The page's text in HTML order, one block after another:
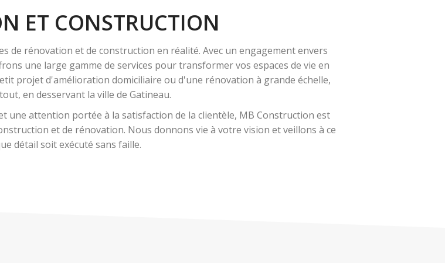
ET CONSTRUCTION
de rénovation et de construction en réalité. Avec un engagement envers
une large gamme de services pour transformer vos espaces de vie en
projet d'amélioration domiciliaire ou d'une rénovation à grande échelle,
en desservant la ville de Gatineau.
une attention portée à la satisfaction de la clientèle, MB Construction est
et de rénovation. Nous donnons vie à votre vision et veillons à ce
détail soit exécuté sans faille.